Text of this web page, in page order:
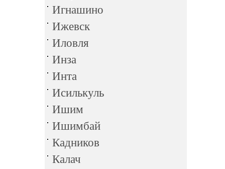
Игнашино
Ижевск
Иловля
Инза
Инта
Исилькуль
Ишим
Ишимбай
Кадников
Калач